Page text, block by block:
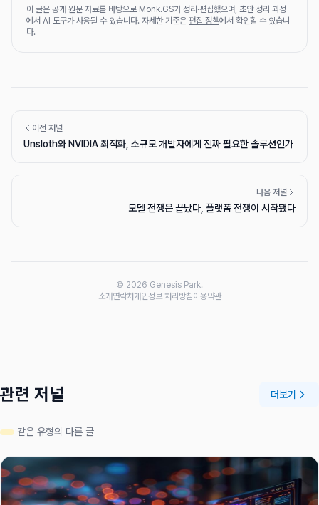
이 글은 공개 원문 자료를 바탕으로 Monk.GS가 정리·편집했으며, 초안 정리 과정
에서 AI 도구가 사용될 수 있습니다. 자세한 기준은 편집 정책에서 확인할 수 있습니
다.
이전 저널
Unsloth와 NVIDIA 최적화, 소규모 개발자에게 진짜 필요한 솔루션인가
다음 저널
모델 전쟁은 끝났다, 플랫폼 전쟁이 시작됐다
© 2026 Genesis Park.
소개연락처개인정보 처리방침이용약관
관련 저널 더보기
같은 유형의 다른 글